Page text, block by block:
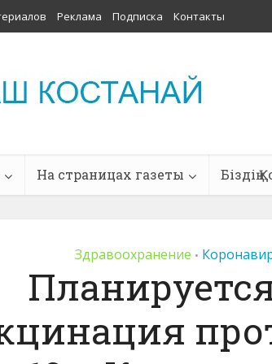
Реклама Подписка Контакты
На страницах газеты Біздің
Здравоохранение •